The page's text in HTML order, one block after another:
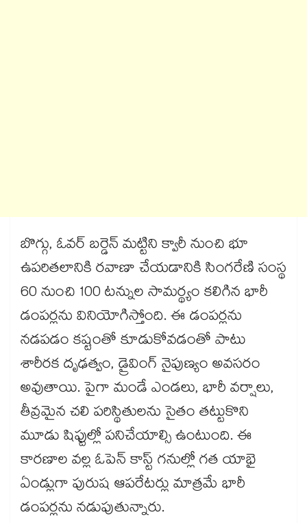
బొగ్గు, ఓవర్‌‌‌‌‌‌‌‌ బర్డెన్‌‌‌‌‌‌‌‌ మట్టిని క్వారీ నుంచి భూ
ఉపరితలానికి రవాణా చేయడానికి సింగరేణి సంస్థ
60 నుంచి 100 టన్నుల సామర్థ్యం కలిగిన భారీ
డంపర్లను వినియోగిస్తోంది. ఈ డంపర్లను
నడపడం కష్టంతో కూడుకోవడంతో పాటు
శారీరక దృఢత్వం, డ్రైవింగ్ నైపుణ్యం అవసరం
అవుతాయి. పైగా మండే ఎండలు, భారీ వర్షాలు,
తీవ్రమైన చలి పరిస్థితులను సైతం తట్టుకొని
మూడు షిఫ్టుల్లో పనిచేయాల్సి ఉంటుంది. ఈ
కారణాల వల్ల ఓపెన్‌‌‌‌‌‌‌‌ కాస్ట్‌‌‌‌‌‌‌‌ గనుల్లో గత యాభై
ఏండ్లుగా పురుష ఆపరేటర్లు మాత్రమే భారీ
డంపర్లను నడుపుతున్నారు.